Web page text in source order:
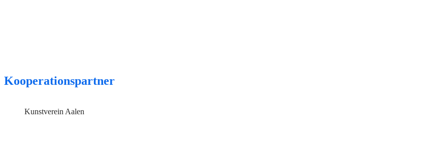
Kooperationspartner
Kunstverein Aalen